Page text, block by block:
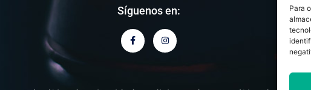
Para
Síguenos en:
F
a
I
n